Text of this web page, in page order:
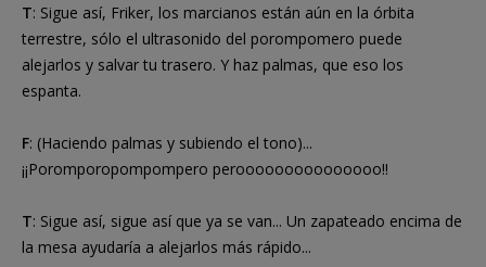
T: Sigue así, Friker, los marcianos están aún en la órbita
terrestre, sólo el ultrasonido del porompomero puede
alejarlos y salvar tu trasero. Y haz palmas, que eso los
espanta.
F: (Haciendo palmas y subiendo el tono)...
¡¡Poromporopompompero perooooooooooooooo!!
T: Sigue así, sigue así que ya se van... Un zapateado encima de
la mesa ayudaría a alejarlos más rápido...